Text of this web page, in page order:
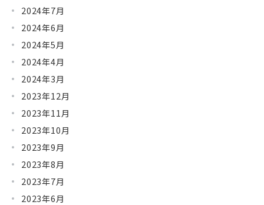
2024年7月
2024年6月
2024年5月
2024年4月
2024年3月
2023年12月
2023年11月
2023年10月
2023年9月
2023年8月
2023年7月
2023年6月